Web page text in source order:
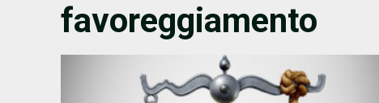
favoreggiamento